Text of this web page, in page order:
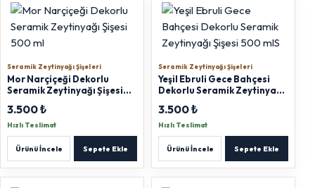
Seramik Zeytinyağı Şişeleri
Mor Narçiçeği Dekorlu
Seramik Zeytinyağı Şişesi
3.500 ₺
Hızlı Teslimat
Ürünü İncele Sepete Ekle
Seramik Zeytinyağı Şişeleri
Yeşil Ebruli Gece Bahçesi
Dekorlu Seramik Zeytinyağı
3.500 ₺
Hızlı Teslimat
Ürünü İncele Sepete Ekle